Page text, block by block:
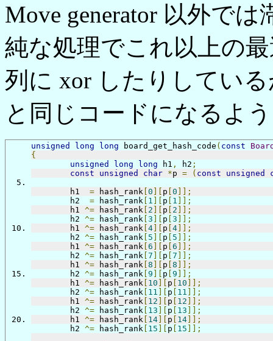
Move generator 以外で
純な処理でこれ以上の
列に xor したりしてい
と同じコードになるよ
unsigned long long board_get_hash_code ( const
{
unsigned
long long h1 , h2 ;
const
unsigned char *p = ( const unsigned
	h1
= hash_rank 0 p 0 ]];
	h2
= hash_rank 1 p 1
]];
	h1
^= hash_rank 2 p 2 ]];
	h2
^= hash_rank 3 p 3 ]];
	h1
^= hash_rank 4 p 4 ]];
	h2
^= hash_rank 5 p 5 ]];
	h1
^= hash_rank 6 p 6 ]];
	h2
^= hash_rank 7 p 7 ]];
	h1
^= hash_rank 8 p 8 ]];
	h2
^= hash_rank 9 p 9 ]];
	h1
^= hash_rank 10 p 10 ]];
	h2
^= hash_rank 11 p 11
]];
	h1
^= hash_rank 12 p 12 ]];
	h2
^= hash_rank 13 p 13 ]];
	h1
^= hash_rank 14 p 14 ]];
	h2
^= hash_rank 15 p 15 ]];